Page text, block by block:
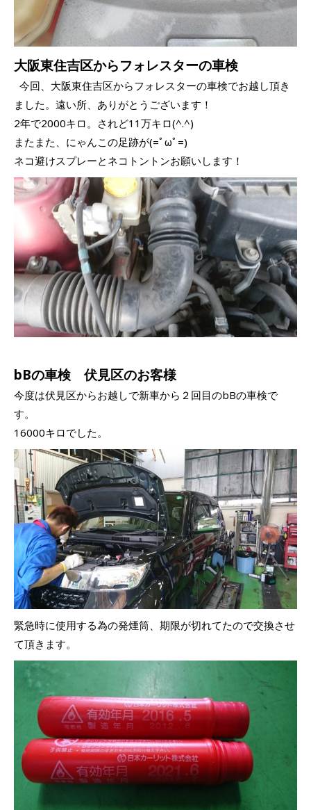
大阪東住吉区からフォレスターの車検
今回、大阪東住吉区からフォレスターの車検でお越し頂き
ました。遠い所、ありがとうございます！
2年で2000キロ。されど11万キロ(^.^)
またまた、にゃんこの足跡が(=ﾟωﾟ=)
ネコ避けスプレーとネコトントンお願いします！
bBの車検 伏見区のお客様
今度は伏見区からお越しで新車から２回目のbBの車検で
す。
16000キロでした。
緊急時に使用する為の発煙筒、期限が切れてたので交換させ
て頂きます。